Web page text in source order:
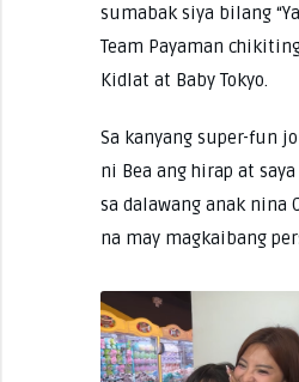
sumabak siya bilang
Team Payaman
Kidlat at Baby Tokyo.
Sa kanyang super-fun
ni Bea ang hirap at
sa dalawang anak nina
na may magkaibang